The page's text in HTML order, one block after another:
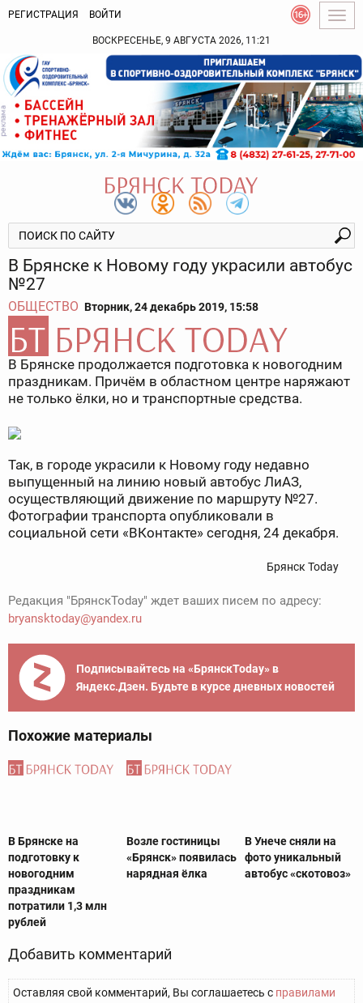
РЕГИСТРАЦИЯ ВОЙТИ
ВОСКРЕСЕНЬЕ, 9 АВГУСТА 2026, 11:21
В Брянске к Новому году украсили автобус
№27
ОБЩЕСТВО Вторник, 24 декабрь 2019, 15:58
В Брянске продолжается подготовка к новогодним
праздникам. Причём в областном центре наряжают
не только ёлки, но и транспортные средства.
Так, в городе украсили к Новому году недавно
выпущенный на линию новый автобус ЛиАЗ,
осуществляющий движение по маршруту №27.
Фотографии транспорта опубликовали в
социальной сети «ВКонтакте» сегодня, 24 декабря.
Брянск Today
Редакция "БрянскToday" ждет ваших писем по адресу:
bryansktoday@yandex.ru
Подписывайтесь на «БрянскToday» в
Яндекс.Дзен. Будьте в курсе дневных новостей
Похожие материалы
В Брянске на
подготовку к
новогодним
праздникам
потратили 1,3 млн
рублей
Возле гостиницы
«Брянск» появилась
нарядная ёлка
В Унече сняли на
фото уникальный
автобус «скотовоз»
Добавить комментарий
Оставляя свой комментарий, Вы соглашаетесь с правилами